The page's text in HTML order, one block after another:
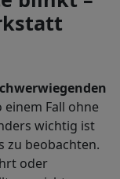
einem Fall ohne
wichtig ist
zu beobachten.
oder